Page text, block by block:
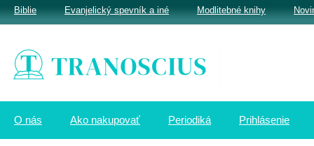
O nás Ako nakupovať Periodiká Prihlásenie
Biblie Evanjelický spevník a iné Modlitebné knihy